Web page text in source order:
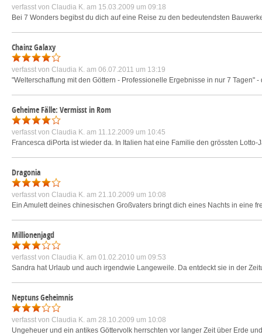
verfasst von Claudia K. am 15.03.2009 um 09:18
Bei 7 Wonders begibst du dich auf eine Reise zu den bedeutendsten
Chainz Galaxy
verfasst von Claudia K. am 06.07.2011 um 13:19
"Welterschaffung mit den Göttern - Professionelle Ergebnisse in nur 7
Geheime Fälle: Vermisst in Rom
verfasst von Claudia K. am 11.12.2009 um 10:45
Francesca diPorta ist wieder da. In Italien hat eine Familie den grössten
Dragonia
verfasst von Claudia K. am 21.10.2009 um 10:08
Ein Amulett deines chinesischen Großvaters bringt dich eines Nachts in eine
Millionenjagd
verfasst von Claudia K. am 01.02.2010 um 09:53
Sandra hat Urlaub und auch irgendwie Langeweile. Da entdeckt sie in der
Neptuns Geheimnis
verfasst von Claudia K. am 28.10.2009 um 10:08
Ungeheuer und ein antikes Göttervolk herrschten vor langer Zeit über Erde